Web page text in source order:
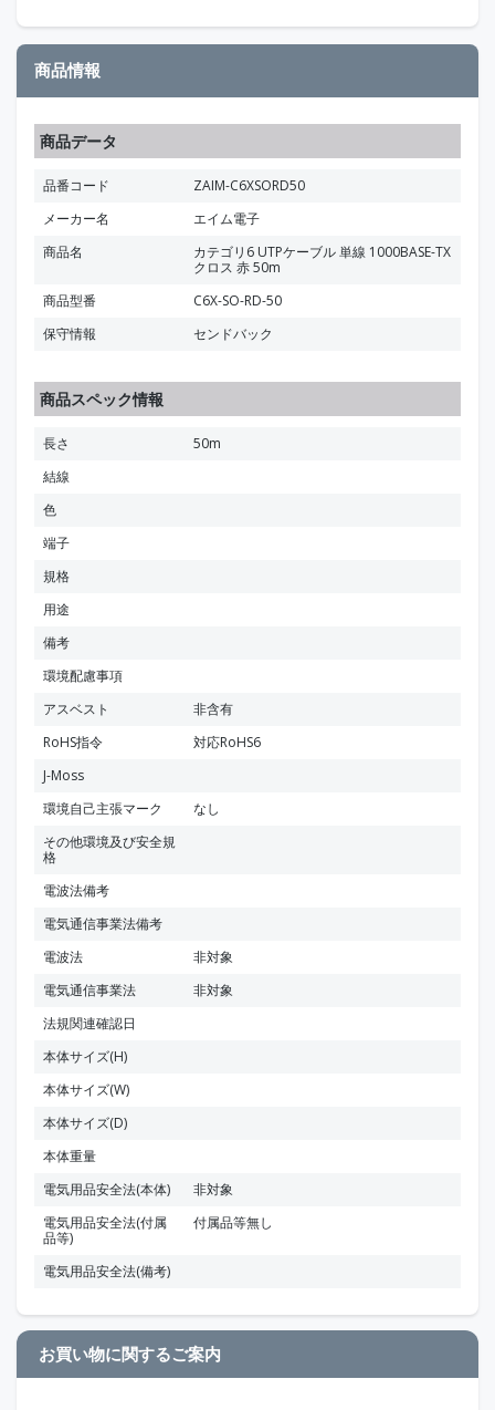
商品情報
商品データ
品番コード
ZAIM-C6XSORD50
メーカー名
エイム電子
商品名
カテゴリ6 UTPケーブル 単線 1000BASE-TX
クロス 赤 50m
商品型番
C6X-SO-RD-50
保守情報
センドバック
商品スペック情報
長さ
50m
結線
色
端子
規格
用途
備考
環境配慮事項
アスベスト
非含有
RoHS指令
対応RoHS6
J-Moss
環境自己主張マーク
なし
その他環境及び安全規
格
電波法備考
電気通信事業法備考
電波法
非対象
電気通信事業法
非対象
法規関連確認日
本体サイズ(H)
本体サイズ(W)
本体サイズ(D)
本体重量
電気用品安全法(本体)
非対象
電気用品安全法(付属
品等)
付属品等無し
電気用品安全法(備考)
お買い物に関するご案内